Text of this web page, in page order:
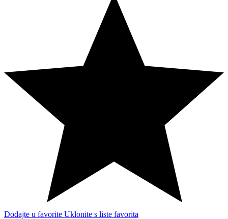
Dodajte u favorite Uklonite s liste favorita